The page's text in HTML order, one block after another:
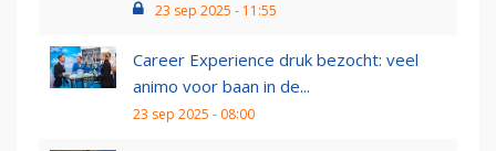
23 sep 2025 - 11:55
Career Experience druk bezocht: veel
animo voor baan in de...
23 sep 2025 - 08:00